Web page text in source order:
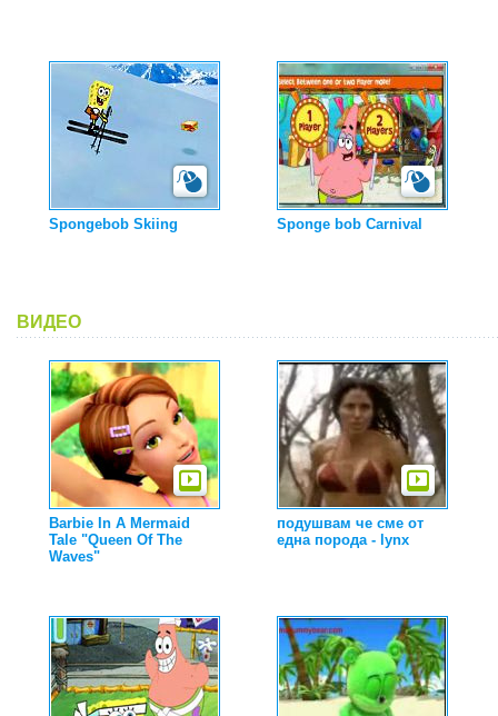
Spongebob Skiing Sponge bob Carnival
ВИДЕО
Barbie In A Mermaid
Tale "Queen Of The
Waves"
подушвам че сме от
една порода - lynx